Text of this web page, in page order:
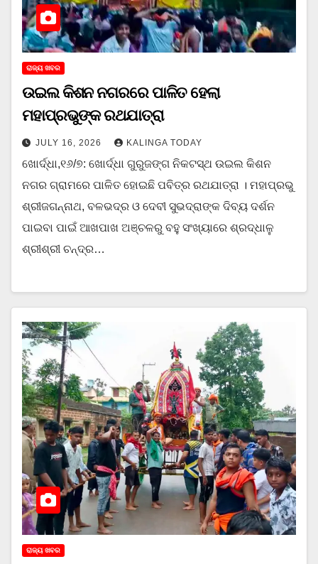
ରାଜ୍ୟ ଖବର
ଉଇଲ କିଶନ ନଗରରେ ପାଳିତ ହେଲା
ମହାପ୍ରଭୁଙ୍କ ରଥଯାତ୍ରା
JULY 16, 2026 KALINGA TODAY
ଖୋର୍ଦ୍ଧା,୧୬/୭: ଖୋର୍ଦ୍ଧା ଗୁରୁଜଙ୍ଗ ନିକଟସ୍ଥ ଉଇଲ କିଶନ
ନଗର ଗ୍ରାମରେ ପାଳିତ ହୋଇଛି ପବିତ୍ର ରଥଯାତ୍ରା । ମହାପ୍ରଭୁ
ଶ୍ରୀଜଗନ୍ନାଥ, ବଳଭଦ୍ର ଓ ଦେବୀ ସୁଭଦ୍ରାଙ୍କ ଦିବ୍ୟ ଦର୍ଶନ
ପାଇବା ପାଇଁ ଆଖପାଖ ଅଞ୍ଚଳରୁ ବହୁ ସଂଖ୍ୟାରେ ଶ୍ରଦ୍ଧାଳୁ
ଶ୍ରୀଶ୍ରୀ ଚନ୍ଦ୍ର…
ରାଜ୍ୟ ଖବର